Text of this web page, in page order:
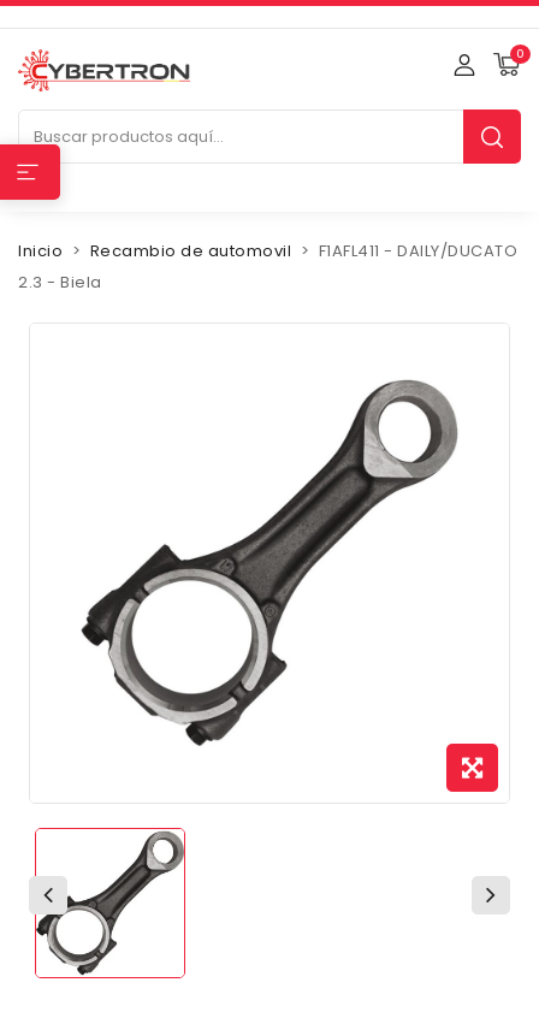
0
Inicio Recambio de automovil
F1AFL411 - DAILY/DUCATO
2.3 - Biela